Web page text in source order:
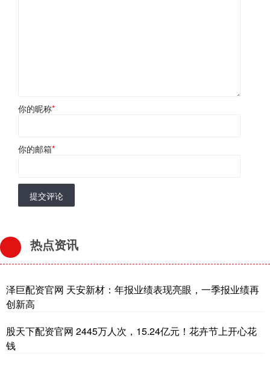
你的昵称*
你的邮箱*
提交评论
热点资讯
泽巨配资官网 天安新材：年报业绩表现亮眼，一季报业绩再
创新高
股天下配资官网 2445万人次，15.24亿元！花卉节上开心花
钱